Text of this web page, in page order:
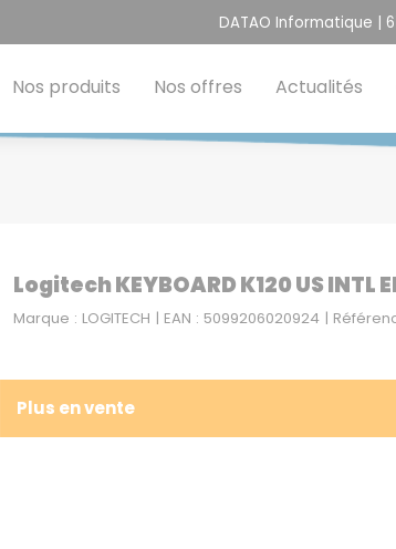
DATAO Informatique |
Nos produits Nos offres Actualités
Logitech KEYBOARD K120 US INTL
Marque : LOGITECH | EAN : 5099206020924 |
Plus en vente